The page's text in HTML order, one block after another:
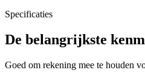
Specificaties
De belangrijkste
Goed om rekening mee te houden